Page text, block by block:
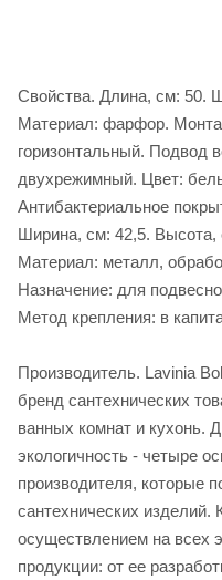
Свойства. Длина, см: 50.
Материал: фарфор.
горизонтальный. Подвод
двухрежимный. Цвет:
Антибактериальное
Ширина, см: 42,5. Высота,
Материал: металл,
Назначение: для
Метод крепления: в
Производитель. Lavinia
бренд сантехнических
ванных комнат и кухонь.
экологичность - четыре
производителя, которые
сантехнических
осуществлением на всех
продукции: от ее